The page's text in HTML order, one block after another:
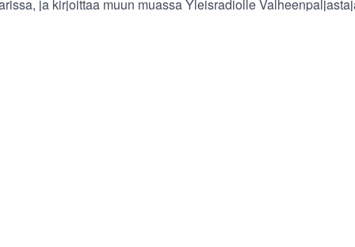
ja kirjoittaa muun muassa Yleisradiolle
oikeastaan on, ja pitäisikö siitä edes olla erityisen
väärää tietoa.Tässä jaksossa puhumme mm. näistä
valeuutiset vaikuttavat meihin?24:23 Millaista mis-tai